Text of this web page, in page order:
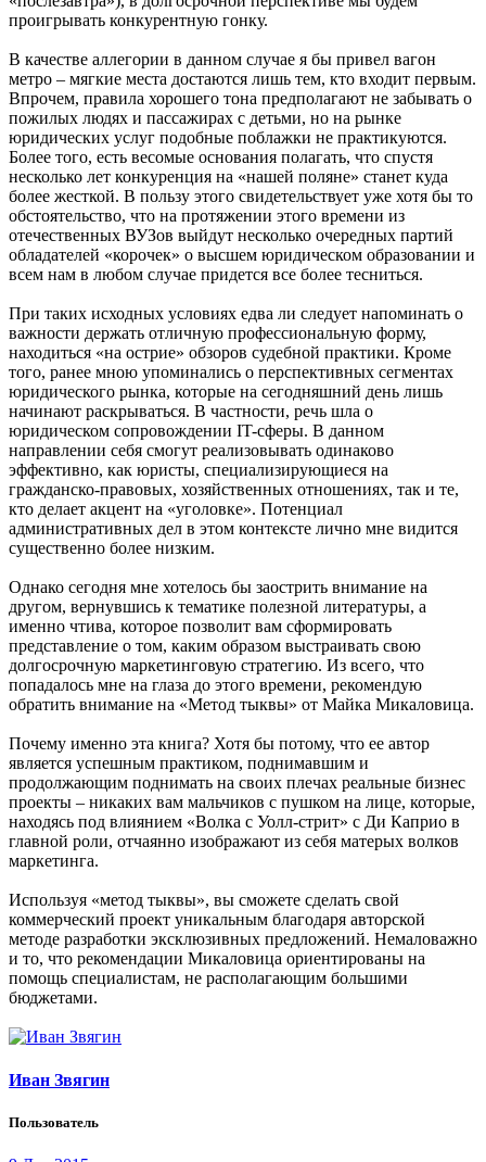
проигрывать конкурентную гонку.
В качестве аллегории в данном случае я бы привел вагон
метро – мягкие места достаются лишь тем, кто входит первым.
Впрочем, правила хорошего тона предполагают не забывать о
пожилых людях и пассажирах с детьми, но на рынке
юридических услуг подобные поблажки не практикуются.
Более того, есть весомые основания полагать, что спустя
несколько лет конкуренция на «нашей поляне» станет куда
более жесткой. В пользу этого свидетельствует уже хотя бы то
обстоятельство, что на протяжении этого времени из
отечественных ВУЗов выйдут несколько очередных партий
обладателей «корочек» о высшем юридическом образовании и
всем нам в любом случае придется все более тесниться.
При таких исходных условиях едва ли следует напоминать о
важности держать отличную профессиональную форму,
находиться «на острие» обзоров судебной практики. Кроме
того, ранее мною упоминались о перспективных сегментах
юридического рынка, которые на сегодняшний день лишь
начинают раскрываться. В частности, речь шла о
юридическом сопровождении IT-сферы. В данном
направлении себя смогут реализовывать одинаково
эффективно, как юристы, специализирующиеся на
гражданско-правовых, хозяйственных отношениях, так и те,
кто делает акцент на «уголовке». Потенциал
административных дел в этом контексте лично мне видится
существенно более низким.
Однако сегодня мне хотелось бы заострить внимание на
другом, вернувшись к тематике полезной литературы, а
именно чтива, которое позволит вам сформировать
представление о том, каким образом выстраивать свою
долгосрочную маркетинговую стратегию. Из всего, что
попадалось мне на глаза до этого времени, рекомендую
обратить внимание на «Метод тыквы» от Майка Микаловица.
Почему именно эта книга? Хотя бы потому, что ее автор
является успешным практиком, поднимавшим и
продолжающим поднимать на своих плечах реальные бизнес
проекты – никаких вам мальчиков с пушком на лице, которые,
находясь под влиянием «Волка с Уолл-стрит» с Ди Каприо в
главной роли, отчаянно изображают из себя матерых волков
маркетинга.
Используя «метод тыквы», вы сможете сделать свой
коммерческий проект уникальным благодаря авторской
методе разработки эксклюзивных предложений. Немаловажно
и то, что рекомендации Микаловица ориентированы на
помощь специалистам, не располагающим большими
бюджетами.
Иван Звягин
Пользователь